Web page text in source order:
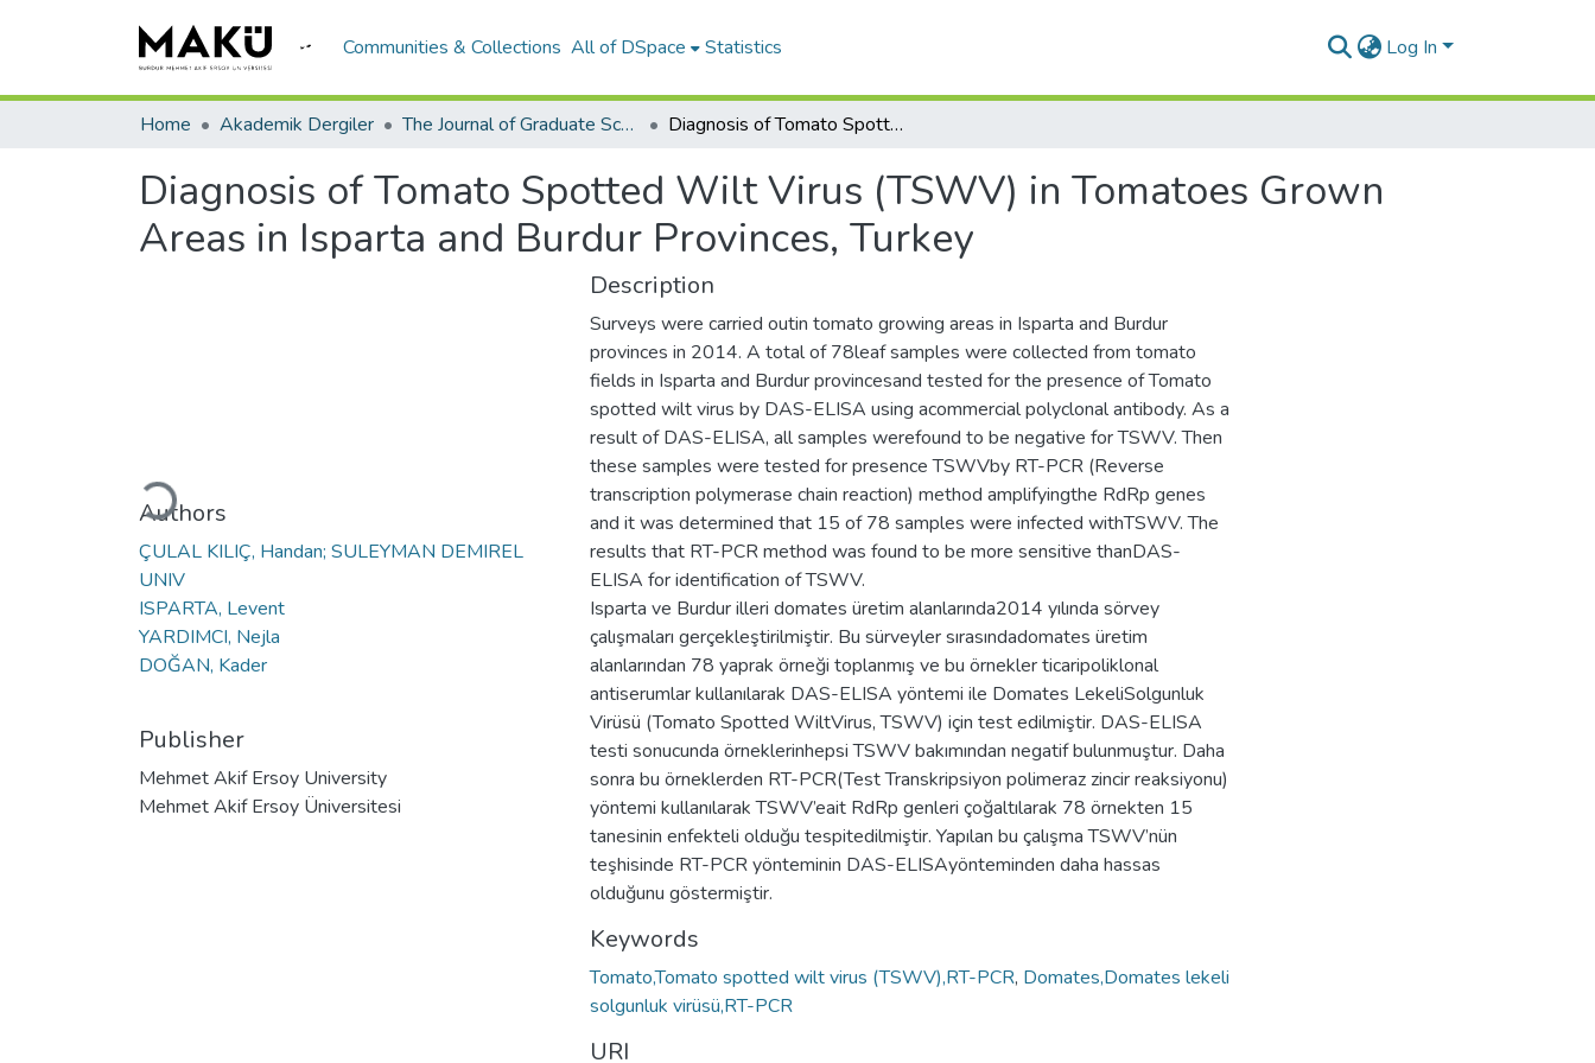
Communities & Collections All of DSpace Statistics Log In
Home Akademik Dergiler The Journal of Graduate School of Natural and Applied Sciences of Mehmet Akif Ersoy University Diagnosis of Tomato Spotted Wilt Virus (TSWV) in Tomatoes Grown Areas in Isparta and Burdur Provinces, Turkey
Diagnosis of Tomato Spotted Wilt Virus (TSWV) in Tomatoes Grown
Areas in Isparta and Burdur Provinces, Turkey
Loading...
Authors
ÇULAL KILIÇ, Handan; SULEYMAN DEMIREL
UNIV
ISPARTA, Levent
YARDIMCI, Nejla
DOĞAN, Kader
Publisher
Mehmet Akif Ersoy University
Mehmet Akif Ersoy Üniversitesi
Description
Surveys were carried outin tomato growing areas in Isparta and Burdur
provinces in 2014. A total of 78leaf samples were collected from tomato
fields in Isparta and Burdur provincesand tested for the presence of Tomato
spotted wilt virus by DAS-ELISA using acommercial polyclonal antibody. As a
result of DAS-ELISA, all samples werefound to be negative for TSWV. Then
these samples were tested for presence TSWVby RT-PCR (Reverse
transcription polymerase chain reaction) method amplifyingthe RdRp genes
and it was determined that 15 of 78 samples were infected withTSWV. The
results that RT-PCR method was found to be more sensitive thanDAS-
ELISA for identification of TSWV.
Isparta ve Burdur illeri domates üretim alanlarında2014 yılında sörvey
çalışmaları gerçekleştirilmiştir. Bu sürveyler sırasındadomates üretim
alanlarından 78 yaprak örneği toplanmış ve bu örnekler ticaripoliklonal
antiserumlar kullanılarak DAS-ELISA yöntemi ile Domates LekeliSolgunluk
Virüsü (Tomato Spotted WiltVirus, TSWV) için test edilmiştir. DAS-ELISA
testi sonucunda örneklerinhepsi TSWV bakımından negatif bulunmuştur. Daha
sonra bu örneklerden RT-PCR(Test Transkripsiyon polimeraz zincir reaksiyonu)
yöntemi kullanılarak TSWV’eait RdRp genleri çoğaltılarak 78 örnekten 15
tanesinin enfekteli olduğu tespitedilmiştir. Yapılan bu çalışma TSWV’nün
teşhisinde RT-PCR yönteminin DAS-ELISAyönteminden daha hassas
olduğunu göstermiştir.
Keywords
Tomato,Tomato spotted wilt virus (TSWV),RT-PCR, Domates,Domates lekeli
solgunluk virüsü,RT-PCR
URI